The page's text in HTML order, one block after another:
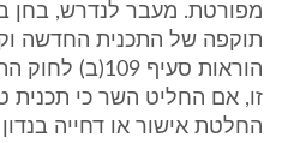
מפורטת. מעבר לנדרש,
תוקפה של התכנית החדשה
הוראות סעיף
זו, אם החליט השר כי תכנית
החלטת אישור או דחייה